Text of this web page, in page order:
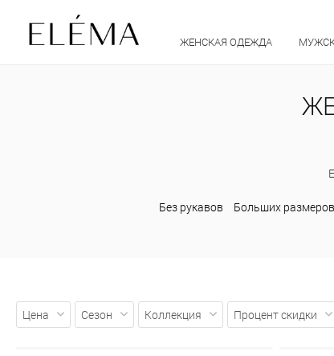
ЖЕНСКАЯ ОДЕЖДА
Без рукавов Больших размеров
Цена Сезон Коллекция Процент скидки